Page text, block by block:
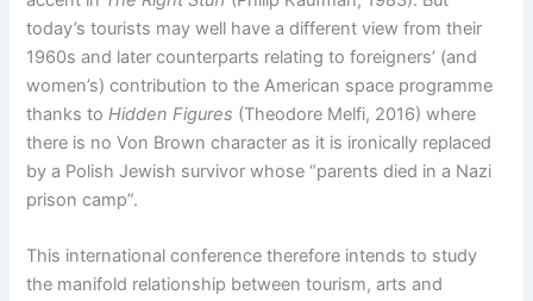
today’s tourists may well have a different view from their
1960s and later counterparts relating to foreigners’ (and
women’s) contribution to the American space programme
thanks toHidden Figures (Theodore Melfi, 2016) where
there is no Von Brown character as it is ironically replaced
by a Polish Jewish survivor whose “parents died in a Nazi
prison camp”.
This international conference therefore intends to study
the manifold relationship between tourism, arts and